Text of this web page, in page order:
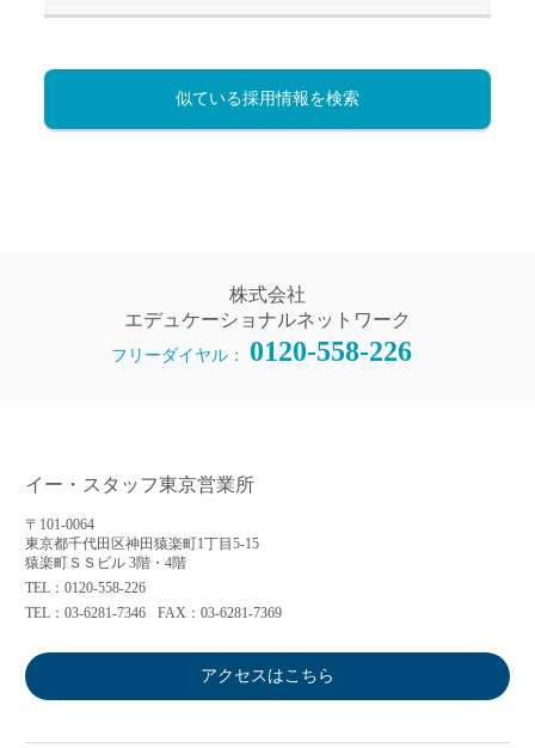
似ている採用情報を検索
株式会社
エデュケーショナルネットワーク
フリーダイヤル： 0120-558-226
イー・スタッフ東京営業所
〒101-0064
東京都千代田区神田猿楽町1丁目5-15
猿楽町ＳＳビル 3階・4階
TEL：0120-558-226
TEL：03-6281-7346
FAX：03-6281-7369
アクセスはこちら